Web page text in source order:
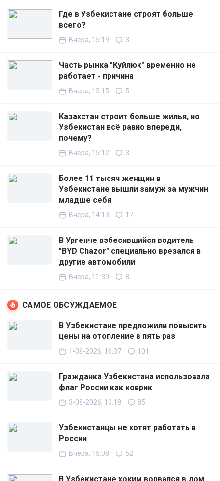
Где в Узбекистане строят больше
всего?
Вчера, 15:19 3
Часть рынка "Куйлюк" временно не
работает - причина
Вчера, 15:15 5
Казахстан строит больше жилья, но
Узбекистан всё равно впереди,
почему?
Вчера, 15:12 3
Более 11 тысяч женщин в
Узбекистане вышли замуж за мужчин
младше себя
Вчера, 14:13 17
В Ургенче взбесившийся водитель
"BYD Chazor" специально врезался в
другие автомобили
Вчера, 11:39 8
САМОЕ ОБСУЖДАЕМОЕ
В Узбекистане предложили повысить
цены на отопление в пять раз
1-08-2026, 16:37 101
Гражданка Узбекистана использовала
флаг России как коврик
3-08-2026, 10:18 85
Узбекистанцы не хотят работать в
России
Вчера, 15:08 52
В Узбекистане хоким ворвался в дом